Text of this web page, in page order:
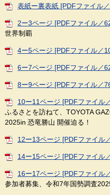
表紙ー裏表紙 [PDFファイル
2ー3ページ [PDFファイル／
世界制覇
4ー5ページ [PDFファイル／
6ー7ページ [PDFファイル／
8ー9ページ [PDFファイル／
10ー11ページ [PDFファイル
ふるさとを訪ねて、TOYOTA
2025in 恐竜勝山 開催迫る！
12ー13ページ [PDFファイル
14ー15ページ [PDFファイル
16ー17ページ [PDFファイル
参加者募集、令和7年国勢調査